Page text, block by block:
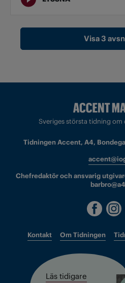
Visa 3
Sveriges största tidning
Tidningen Accent, A4,
Chefredaktör och ansvarig
Kontakt Om Tidningen
Läs tidigare